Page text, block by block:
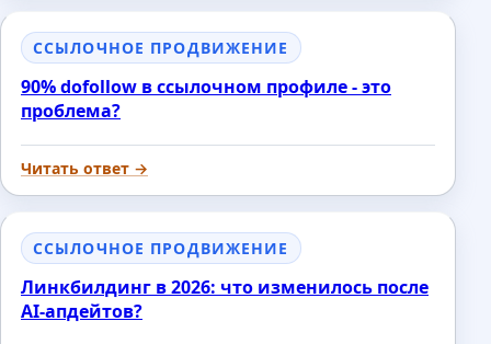
ССЫЛОЧНОЕ ПРОДВИЖЕНИЕ
90% dofollow в ссылочном профиле - это
проблема?
Читать ответ →
ССЫЛОЧНОЕ ПРОДВИЖЕНИЕ
Линкбилдинг в 2026: что изменилось после
AI-апдейтов?